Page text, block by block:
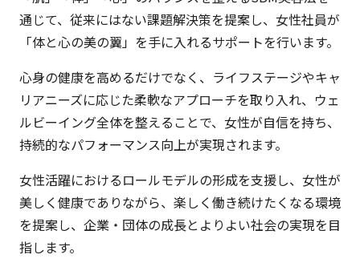
通じて、従来にはない課題解決策を提案し、女性社員が
「体と心の美の翼」を手に入れるサポートを行います。
心身の健康を高めるだけでなく、ライフステージやキャ
リアニーズに応じた柔軟なアプローチを取り入れ、ウェ
ルビーイング全体を整えることで、女性が自信を持ち、
持続的なパフォーマンス向上が実現されます。
女性活躍におけるロールモデルの形成を支援し、女性が
美しく健康でありながら、楽しく働き続けたくなる環境
を提案し、企業・団体の成長とよりよい社会の実現を目
指します。